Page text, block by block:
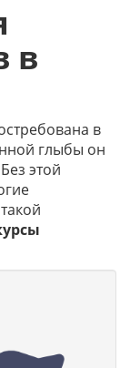
в
в
глыбы он
этой